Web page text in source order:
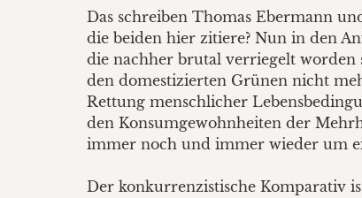
Das schreiben Thomas Ebermann
die beiden hier zitiere? Nun in den
die nachher brutal verriegelt worden
den domestizierten Grünen nicht
Rettung menschlicher
den Konsumgewohnheiten der
immer noch und immer wieder um
Der konkurrenzistische Komparativ